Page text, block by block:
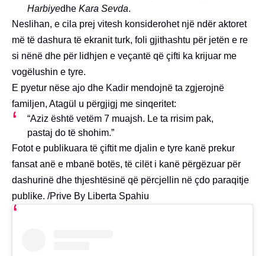
Harbiyedhe Kara Sevda.
Neslihan, e cila prej vitesh konsiderohet një ndër aktoret
më të dashura të ekranit turk, foli gjithashtu për jetën e re
si nënë dhe për lidhjen e veçantë që çifti ka krijuar me
vogëlushin e tyre.
E pyetur nëse ajo dhe Kadir mendojnë ta zgjerojnë
familjen, Atagül u përgjigj me sinqeritet:
“Aziz është vetëm 7 muajsh. Le ta rrisim pak,
pastaj do të shohim.”
Fotot e publikuara të çiftit me djalin e tyre kanë prekur
fansat anë e mbanë botës, të cilët i kanë përgëzuar për
dashurinë dhe thjeshtësinë që përcjellin në çdo paraqitje
publike. /Prive By Liberta Spahiu